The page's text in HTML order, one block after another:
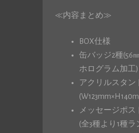
≪内容まとめ≫
BOX仕様
缶バッジ2種(56
ホログラム加工)
アクリルスタン
メッセージポス
(全3種より1種ラ